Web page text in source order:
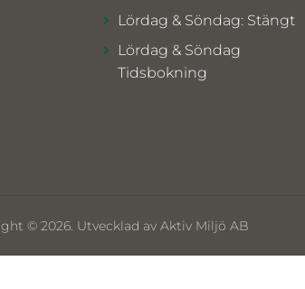
Lördag & Söndag: Stängt
Lördag & Söndag
Tidsbokning
© 2026. Utvecklad av Aktiv Miljö AB